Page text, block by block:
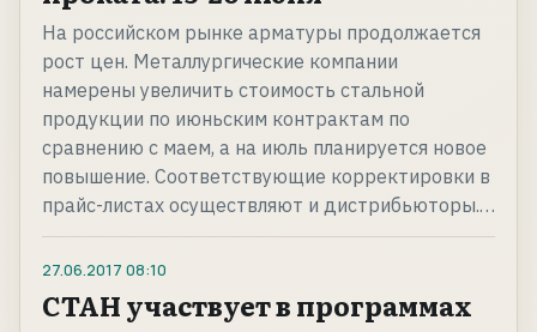
На российском рынке арматуры продолжается
рост цен. Металлургические компании
намерены увеличить стоимость стальной
продукции по июньским контрактам по
сравнению с маем, а на июль планируется новое
повышение. Соответствующие корректировки в
прайс-листах осуществляют и дистрибьюторы.…
27.06.2017 08:10
СТАН участвует в программах